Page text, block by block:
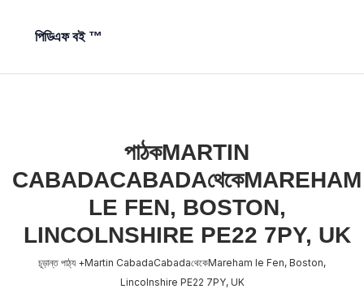
পিডিএফ বই ™
পাঠকMARTIN
CABADACABADAথেকেMAREHAM
LE FEN, BOSTON,
LINCOLNSHIRE PE22 7PY, UK
চূড়ান্ত পাঠ্য +Martin CabadaCabadaথেকেMareham le Fen, Boston,
Lincolnshire PE22 7PY, UK